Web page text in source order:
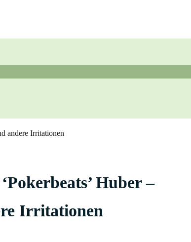
andere Irritationen
Huber –
Irritationen